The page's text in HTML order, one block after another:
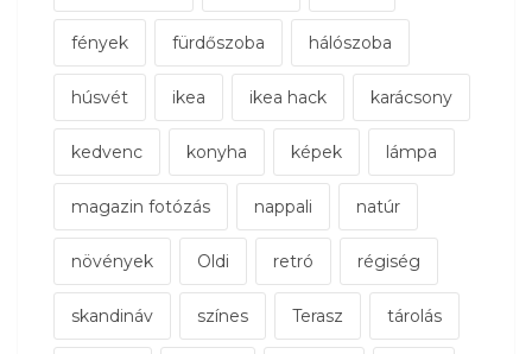
fények fürdőszoba hálószoba
húsvét ikea ikea hack karácsony
kedvenc konyha képek lámpa
magazin fotózás nappali natúr
növények Oldi retró régiség
skandináv színes Terasz tárolás